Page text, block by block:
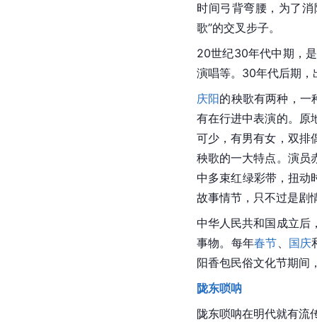
时间弓背弯腰，为了
歌”的交叉步子。
20世纪30年代中期，
演唱等。30年代后期，
庆阳的秧歌有两种，一
有在行进中表演的。原
可少，有男有女，双排
秧歌的一大特点。演员
中多束红绿彩带，扭动
故事情节，只不过是剧
中华人民共和国成立后
事物。每年春节、 国庆
阳香包民俗文化节期间
陇东唢呐
陇东唢呐在明代就有流